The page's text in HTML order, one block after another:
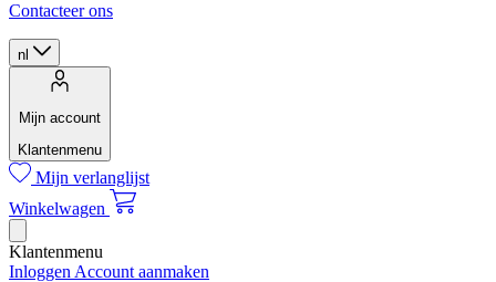
Contacteer ons
nl
Mijn account
Klantenmenu
Mijn verlanglijst
Winkelwagen
Klantenmenu
Inloggen Account aanmaken